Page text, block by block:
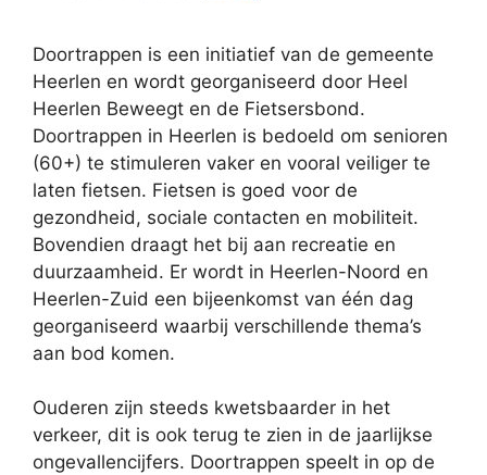
Doortrappen is een initiatief van de gemeente
Heerlen en wordt georganiseerd door Heel
Heerlen Beweegt en de Fietsersbond.
Doortrappen in Heerlen is bedoeld om senioren
(60+) te stimuleren vaker en vooral veiliger te
laten fietsen. Fietsen is goed voor de
gezondheid, sociale contacten en mobiliteit.
Bovendien draagt het bij aan recreatie en
duurzaamheid. Er wordt in Heerlen-Noord en
Heerlen-Zuid een bijeenkomst van één dag
georganiseerd waarbij verschillende thema’s
aan bod komen.
Ouderen zijn steeds kwetsbaarder in het
verkeer, dit is ook terug te zien in de jaarlijkse
ongevallencijfers. Doortrappen speelt in op de